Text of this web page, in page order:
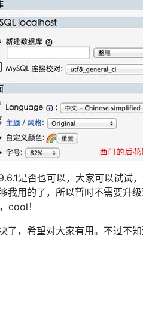
是否也可以，大家可以试试
我用的了，所以暂时不需要升
cool！
了，希望对大家有用。不过不